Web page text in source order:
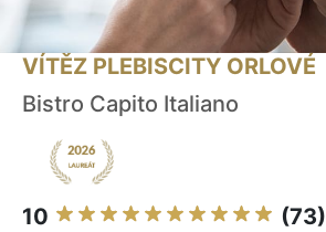
VÍTĚZ PLEBISCITY ORLOVÉ
Bistro Capito Italiano
10 (73)